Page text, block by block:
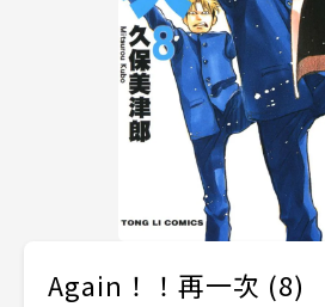
Again！！再一次 (8)